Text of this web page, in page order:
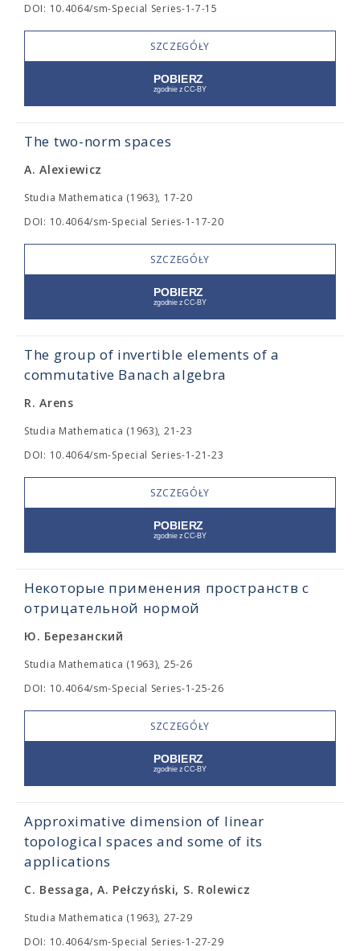
DOI: 10.4064/sm-Special Series-1-7-15
SZCZEGÓŁY
The two-norm spaces
A. Alexiewicz
Studia Mathematica (1963), 17-20
DOI: 10.4064/sm-Special Series-1-17-20
SZCZEGÓŁY
The group of invertible elements of a
commutative Banach algebra
R. Arens
Studia Mathematica (1963), 21-23
DOI: 10.4064/sm-Special Series-1-21-23
SZCZEGÓŁY
Некоторые применения пространств с
отрицательной нормой
Ю. Березанский
Studia Mathematica (1963), 25-26
DOI: 10.4064/sm-Special Series-1-25-26
SZCZEGÓŁY
Approximative dimension of linear
topological spaces and some of its
applications
C. Bessaga, A. Pełczyński, S. Rolewicz
Studia Mathematica (1963), 27-29
DOI: 10.4064/sm-Special Series-1-27-29